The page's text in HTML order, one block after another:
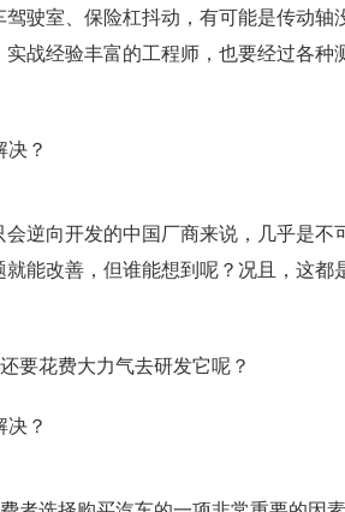
驶室、保险杠抖动，有可能是传动轴
战经验丰富的工程师，也要经过各种
逆向开发的中国厂商来说，几乎是不
能改善，但谁能想到呢？况且，这都
要花费大力气去研发它呢？